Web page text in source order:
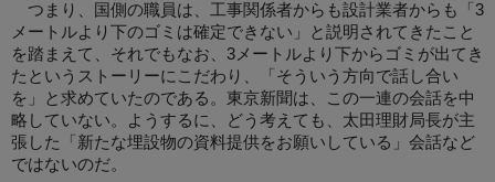
つまり、国側の職員は、工事関係者からも設計業者からも「3
メートルより下のゴミは確定できない」と説明されてきたこと
を踏まえて、それでもなお、3メートルより下からゴミが出てき
たというストーリーにこだわり、「そういう方向で話し合い
を」と求めていたのである。東京新聞は、この一連の会話を中
略していない。ようするに、どう考えても、太田理財局長が主
張した「新たな埋設物の資料提供をお願いしている」会話など
ではないのだ。